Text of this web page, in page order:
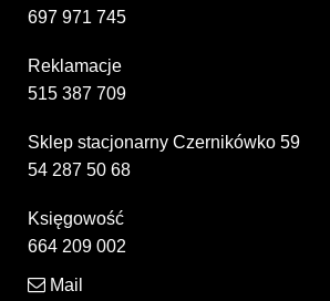
697 971 745
Reklamacje
515 387 709
Sklep stacjonarny Czernikówko 59
54 287 50 68
Księgowość
664 209 002
Mail